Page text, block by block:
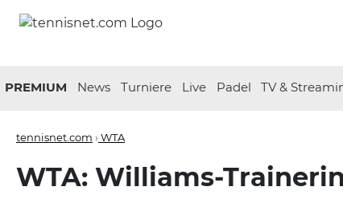
PREMIUM News Turniere Live Padel TV &
tennisnet.com › WTA
WTA: Williams-